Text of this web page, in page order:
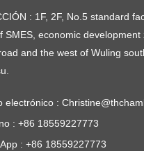
: 1F, 2F, No.5 standard
SMES, economic
and the west of Wuling
electrónico :
: +86 18559227773
: +86 18559227773